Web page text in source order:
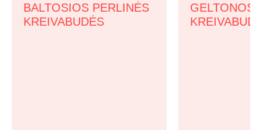
BALTOSIOS PERLINĖS
KREIVABUDĖS